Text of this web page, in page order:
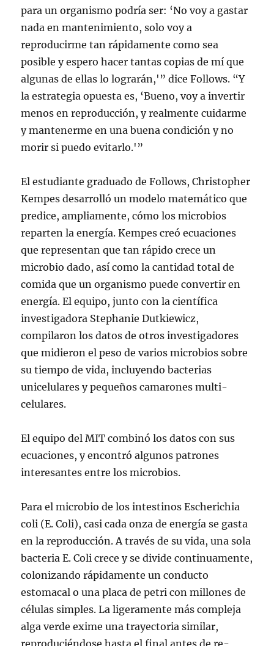
para un organismo podría ser: ‘No voy a gastar
nada en mantenimiento, solo voy a
reproducirme tan rápidamente como sea
posible y espero hacer tantas copias de mí que
algunas de ellas lo lograrán,'” dice Follows. “Y
la estrategia opuesta es, ‘Bueno, voy a invertir
menos en reproducción, y realmente cuidarme
y mantenerme en una buena condición y no
morir si puedo evitarlo.'”
El estudiante graduado de Follows, Christopher
Kempes desarrolló un modelo matemático que
predice, ampliamente, cómo los microbios
reparten la energía. Kempes creó ecuaciones
que representan que tan rápido crece un
microbio dado, así como la cantidad total de
comida que un organismo puede convertir en
energía. El equipo, junto con la científica
investigadora Stephanie Dutkiewicz,
compilaron los datos de otros investigadores
que midieron el peso de varios microbios sobre
su tiempo de vida, incluyendo bacterias
unicelulares y pequeños camarones multi-
celulares.
El equipo del MIT combinó los datos con sus
ecuaciones, y encontró algunos patrones
interesantes entre los microbios.
Para el microbio de los intestinos Escherichia
coli (E. Coli), casi cada onza de energía se gasta
en la reproducción. A través de su vida, una sola
bacteria E. Coli crece y se divide continuamente,
colonizando rápidamente un conducto
estomacal o una placa de petri con millones de
células simples. La ligeramente más compleja
alga verde exime una trayectoria similar,
reproduciéndose hasta el final antes de re-